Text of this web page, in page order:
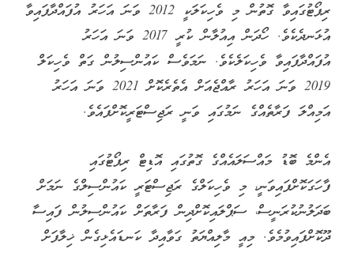
ރިޕޯޓުގައިވާ ގޮތުން މި ވެހިކަލަކީ 2012 ވަނަ އަހަރު އުފައްދާފައިވާ
އުޅަނދެކެވެ. ހޯދަން އިއުލާން ކުރީ 2017 ވަނަ އަހަރު
އުފައްދާފައިވާ ވެހިކަލެކެވެ. ނަމަވެސް ކައުންސިލުން ގަތް ވެހިކަލް
2019 ވަނަ އަހަރު ރާއްޖެއަށް އެތެރެކޮށް 2021 ވަނަ އަހަރު
އަމިއްލަ ފަރާތެއްގެ ނަމުގައި ވަނީ ރަޖިސްޓަރީކޮށްފައެވެ.
އެންމެ ބޮޑު މައްސަލައެއްގެ ގޮތުގައި އޮޑިޓް ރިޕޯޓުގައި
ފާހަގަކޮށްފައިވަނީ، މި ވެހިކަލްގެ ރަޖިސްޓަރީ ކައުންސިލްގެ ނަމަށް
ބަދަލުނުކުރަނީސް، ސަޕްލައިކޮށްދިން ފަރާތަށް ކައުންސިލުން ފައިސާ
ދޫކޮށްފައިވުމެވެ. މިއީ މާލިއްޔަތު ގަވާއިދާ ކަނޑައެޅިގެން ޚިލާފަށް